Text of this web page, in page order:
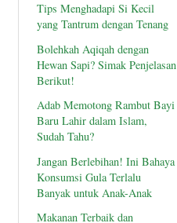
Tips Menghadapi Si Kecil
yang Tantrum dengan Tenang
Bolehkah Aqiqah dengan
Hewan Sapi? Simak Penjelasan
Berikut!
Adab Memotong Rambut Bayi
Baru Lahir dalam Islam,
Sudah Tahu?
Jangan Berlebihan! Ini Bahaya
Konsumsi Gula Terlalu
Banyak untuk Anak-Anak
Makanan Terbaik dan